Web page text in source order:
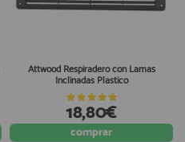
Attwood Respiradero con Lamas
Inclinadas Plastico
18,80€
comprar